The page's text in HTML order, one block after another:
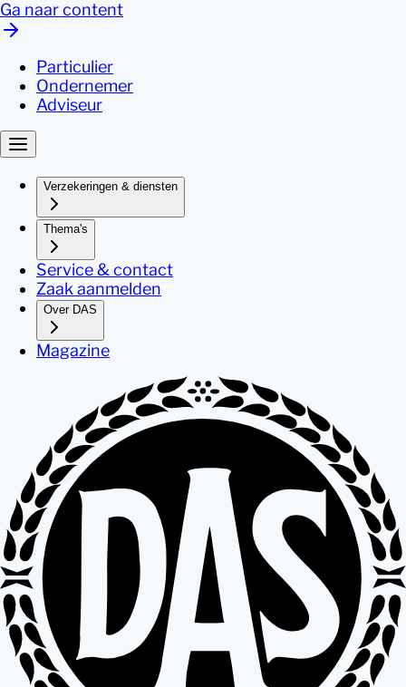
Ga naar content
Particulier
Ondernemer
Adviseur
Verzekeringen & diensten
Thema's
Service & contact
Zaak aanmelden
Over DAS
Magazine